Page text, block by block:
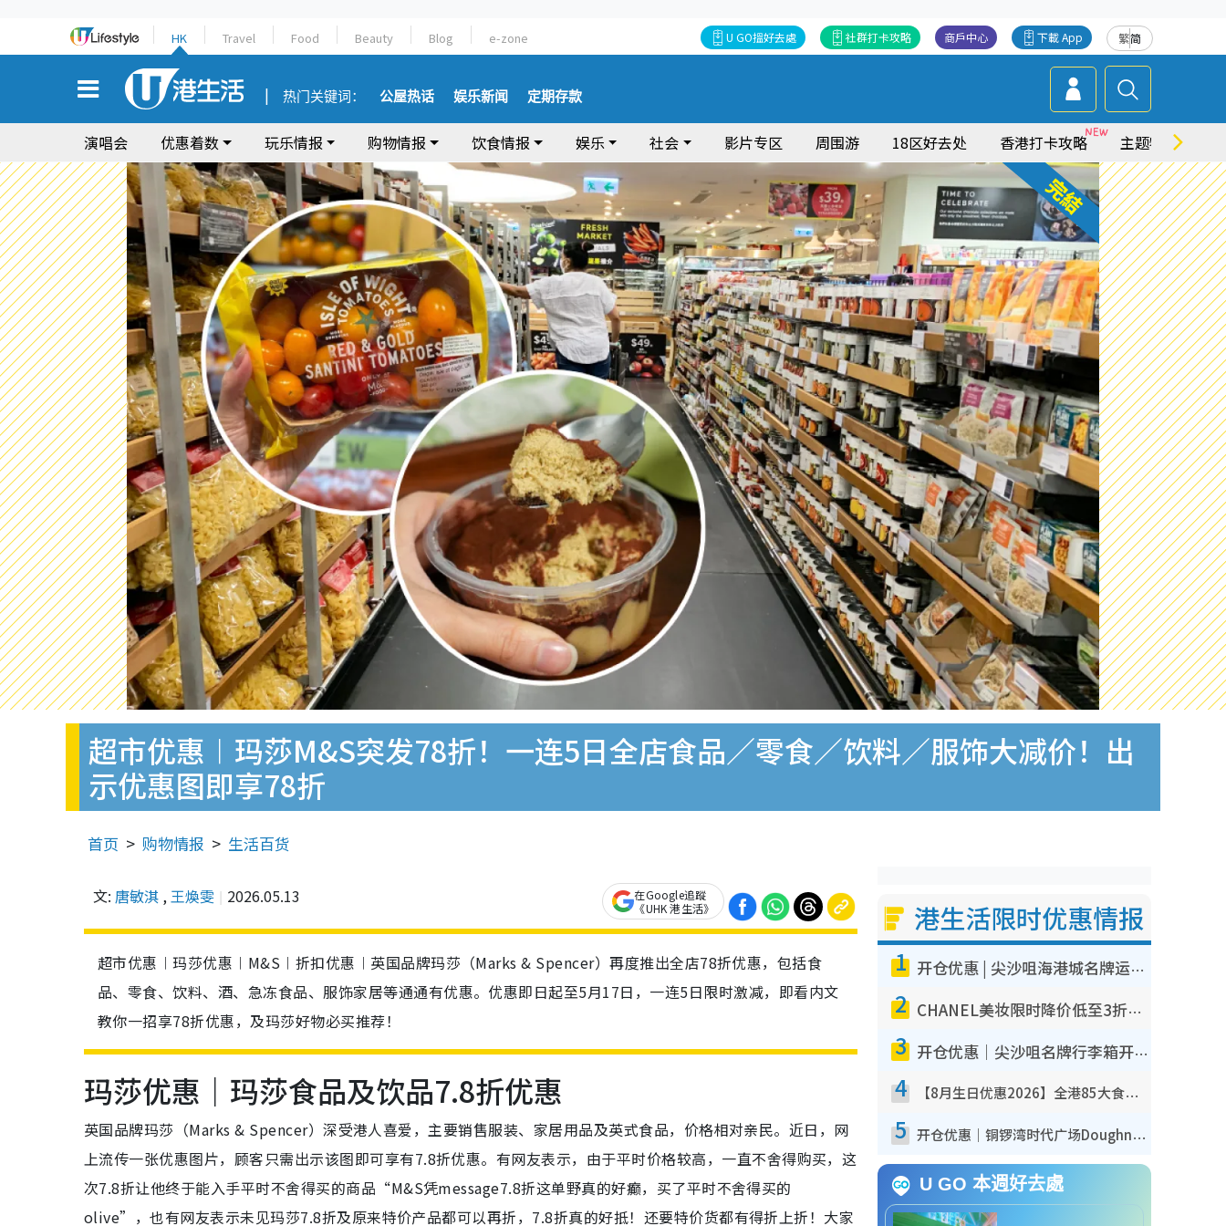
HK Travel Food Beauty Blog e-zone 繁简
下載 App
商戶中心
社群打卡攻略
U GO搵好去處
热门关键词： 公屋热话 娱乐新闻 定期存款
演唱会 优惠着数 玩乐情报 购物情报 饮食情报 娱乐 社会 影片专区 周围游 18区好去处 香港打卡攻略 主题特集
超市优惠︱玛莎M&S突发78折！一连5日全店食品／零食／饮料／服饰大减价！出
示优惠图即享78折
首页 购物情报 生活百货
文: 唐敏淇 ,王煥雯 2026.05.13
在Google追蹤
《UHK 港生活》
超市优惠︱玛莎优惠︱M&S︱折扣优惠︱英国品牌玛莎（Marks & Spencer）再度推出全店78折优惠，包括食
品、零食、饮料、酒、急冻食品、服饰家居等通通有优惠。优惠即日起至5月17日，一连5日限时激减，即看内文
教你一招享78折优惠，及玛莎好物必买推荐！
玛莎优惠｜玛莎食品及饮品7.8折优惠
英国品牌玛莎（Marks & Spencer）深受港人喜爱，主要销售服装、家居用品及英式食品，价格相对亲民。近日，网
上流传一张优惠图片，顾客只需出示该图即可享有7.8折优惠。有网友表示，由于平时价格较高，一直不舍得购买，这
次7.8折让他终于能入手平时不舍得买的商品“M&S凭message7.8折这单野真的好癫，买了平时不舍得买的
olive”，也有网友表示未见玛莎7.8折及原来特价产品都可以再折，7.8折真的好抵！还要特价货都有得折上折！大家
港生活限时优惠情报
1 开仓优惠 | 尖沙咀海港城名牌运动鞋开仓低至1折！On鞋$899起/Joy&Peace鞋履$98起
2 CHANEL美妆限时降价低至3折！人气粉底/唇膏/精华液低至$275！COCO香水都有平
3 开仓优惠｜尖沙咀名牌行李箱开仓低至4折！一连5日 American Tourister/ace./Hallmark $200起
4 【8月生日优惠2026】全港85大食买玩著数攻略 自助餐/火锅放题同行免费＋诚品/DONKI送现金券
5 开仓优惠｜铜锣湾时代广场Doughnut/Campo Marzio开仓低至1折！背囊、书包、手袋劈价$200起
U GO 本週好去處